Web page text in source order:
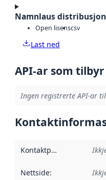
Namnlaus distribusjon
Open lisenscsv
Last ned
API-ar som
Ingen registrerte API-ar
Kontaktpunkt
Nettside: